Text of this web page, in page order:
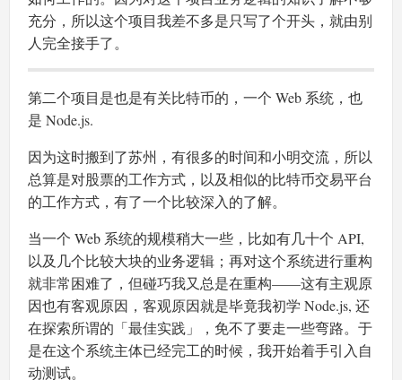
充分，所以这个项目我差不多是只写了个开头，就由别
人完全接手了。
第二个项目是也是有关比特币的，一个 Web 系统，也
是 Node.js.
因为这时搬到了苏州，有很多的时间和小明交流，所以
总算是对股票的工作方式，以及相似的比特币交易平台
的工作方式，有了一个比较深入的了解。
当一个 Web 系统的规模稍大一些，比如有几十个 API,
以及几个比较大块的业务逻辑；再对这个系统进行重构
就非常困难了，但碰巧我又总是在重构——这有主观原
因也有客观原因，客观原因就是毕竟我初学 Node.js, 还
在探索所谓的「最佳实践」，免不了要走一些弯路。于
是在这个系统主体已经完工的时候，我开始着手引入自
动测试。